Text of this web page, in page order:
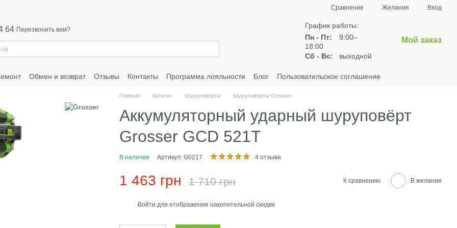
Сравнение Желания Вход
64 Перезвонить вам?
График работы:
Пн - Пт:
9:00–
18:00
Сб - Вс:
выходной
Мой заказ
Обмен и возврат Отзывы Контакты Программа лояльности Блог
Пользовательское соглашение
Главная Каталог Шуруповёрты Шуруповёрты Grosser
Аккумуляторный ударный шуруповёрт
Grosser GCD 521T
В наличии Артикул: G0217 4 отзыва
1 463 грн 1 710 грн К сравнению В желания
Войти для отображения накопительной скидки